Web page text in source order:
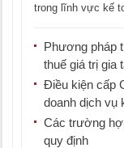
trong lĩnh vực kế
Phương pháp
thuế giá trị gia
Điều kiện cấp
doanh dịch vụ
Các trường
quy định